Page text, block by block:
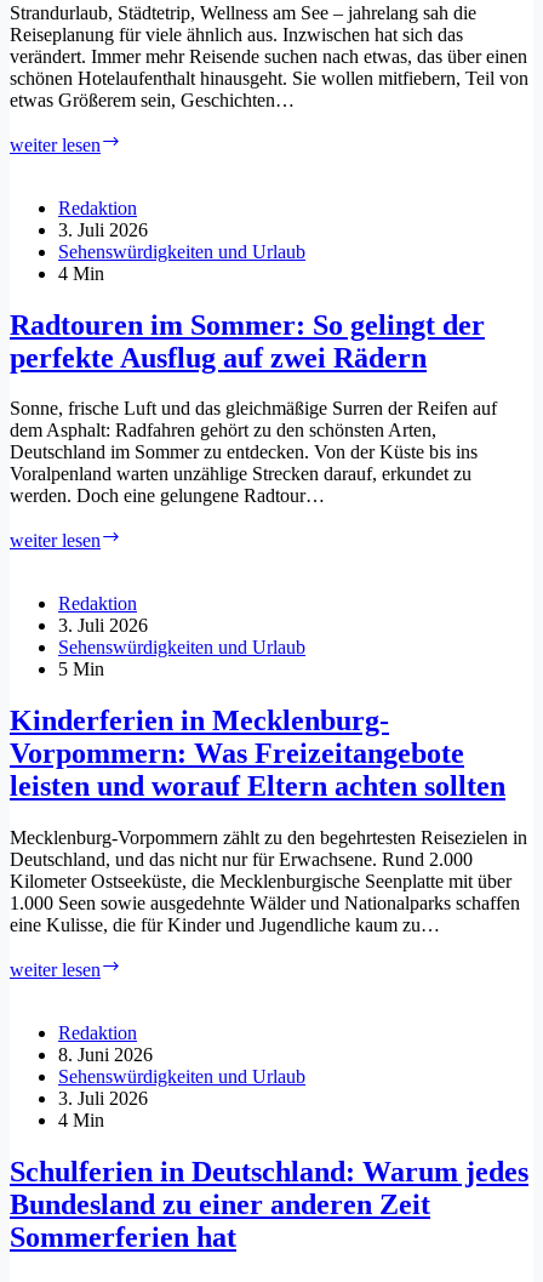
Strandurlaub, Städtetrip, Wellness am See – jahrelang sah die
Reiseplanung für viele ähnlich aus. Inzwischen hat sich das
verändert. Immer mehr Reisende suchen nach etwas, das über einen
schönen Hotelaufenthalt hinausgeht. Sie wollen mitfiebern, Teil von
etwas Größerem sein, Geschichten…
weiter lesen
–
Wenn
der
Reise
bestimmt
Redaktion
3. Juli 2026
Sehenswürdigkeiten und Urlaub
4 Min
Radtouren im Sommer: So gelingt der
perfekte Ausflug auf zwei Rädern
Sonne, frische Luft und das gleichmäßige Surren der Reifen auf
dem Asphalt: Radfahren gehört zu den schönsten Arten,
Deutschland im Sommer zu entdecken. Von der Küste bis ins
Voralpenland warten unzählige Strecken darauf, erkundet zu
werden. Doch eine gelungene Radtour…
weiter lesen
So
gelingt
der
auf
zwei
Rädern
Redaktion
3. Juli 2026
Sehenswürdigkeiten und Urlaub
5 Min
Kinderferien in Mecklenburg-
Vorpommern: Was Freizeitangebote
leisten und worauf Eltern achten sollten
Mecklenburg-Vorpommern zählt zu den begehrtesten Reisezielen in
Deutschland, und das nicht nur für Erwachsene. Rund 2.000
Kilometer Ostseeküste, die Mecklenburgische Seenplatte mit über
1.000 Seen sowie ausgedehnte Wälder und Nationalparks schaffen
eine Kulisse, die für Kinder und Jugendliche kaum zu…
weiter lesen
Vorpommern:
Was
Freizeitangebote
leisten
Eltern
achten
sollten
Redaktion
8. Juni 2026
Sehenswürdigkeiten und Urlaub
3. Juli 2026
4 Min
Schulferien in Deutschland: Warum jedes
Bundesland zu einer anderen Zeit
Sommerferien hat